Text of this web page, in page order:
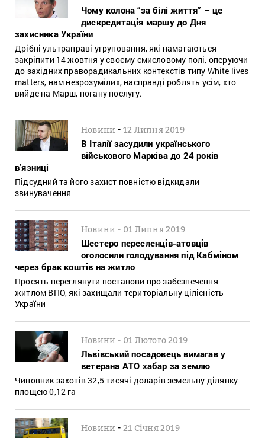
Чому колона “за білі життя” – це
дискредитація маршу до Дня
зaхисника Укрaїни
Дрібні ультраправі угруповання, які намагаються
закріпити 14 жовтня у своєму смисловому полі, оперуючи
до західних праворадикальних контекстів типу White lives
matters, нам незрозумілих, насправді роблять усім, хто
вийде на Марш, погану послугу.
Новини -12 Липня 2019
В Італії засудили українського
військового Марківа до 24 років
в’язниці
Підсудний та його захист повністю відкидали
звинувачення
Новини - 01 Липня 2019
Шестеро пересленців-атовців
оголосили голодування під Кабміном
через брак коштів на житло
Просять переглянути постанови про забезпечення
житлом ВПО, які захищали територіальну цілісність
України
Новини - 01 Лютого 2019
Львівський посадовець вимагав у
ветерана АТО хабар за землю
Чиновник захотів 32,5 тисячі доларів земельну ділянку
площею 0,12 га
Новини -21 Січня 2019